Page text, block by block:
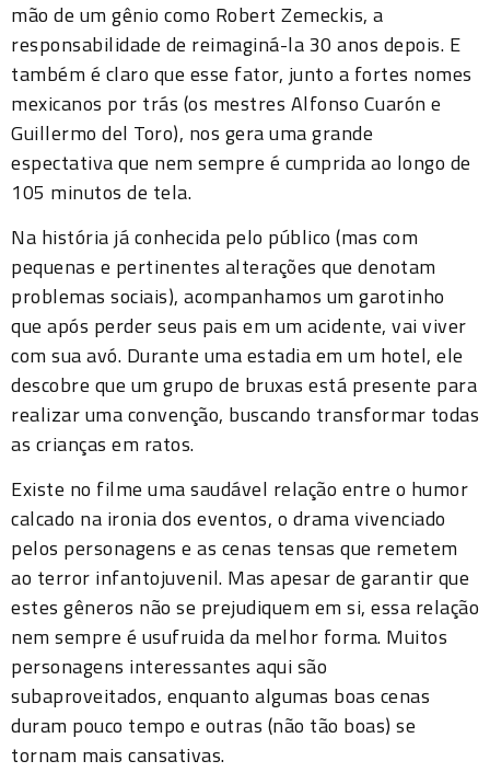
mão de um gênio como Robert Zemeckis, a
responsabilidade de reimaginá-la 30 anos depois. E
também é claro que esse fator, junto a fortes nomes
mexicanos por trás (os mestres Alfonso Cuarón e
Guillermo del Toro), nos gera uma grande
espectativa que nem sempre é cumprida ao longo de
105 minutos de tela.
Na história já conhecida pelo público (mas com
pequenas e pertinentes alterações que denotam
problemas sociais), acompanhamos um garotinho
que após perder seus pais em um acidente, vai viver
com sua avó. Durante uma estadia em um hotel, ele
descobre que um grupo de bruxas está presente para
realizar uma convenção, buscando transformar todas
as crianças em ratos.
Existe no filme uma saudável relação entre o humor
calcado na ironia dos eventos, o drama vivenciado
pelos personagens e as cenas tensas que remetem
ao terror infantojuvenil. Mas apesar de garantir que
estes gêneros não se prejudiquem em si, essa relação
nem sempre é usufruida da melhor forma. Muitos
personagens interessantes aqui são
subaproveitados, enquanto algumas boas cenas
duram pouco tempo e outras (não tão boas) se
tornam mais cansativas.